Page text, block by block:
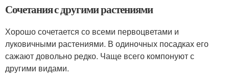
Сочетания с другими растениями
Хорошо сочетается со всеми первоцветами и
луковичными растениями. В одиночных посадках его
сажают довольно редко. Чаще всего компонуют с
другими видами.